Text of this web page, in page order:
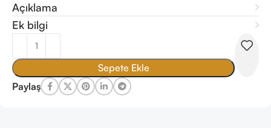
Açıklama
Ek bilgi
Sepete Ekle
Paylaş